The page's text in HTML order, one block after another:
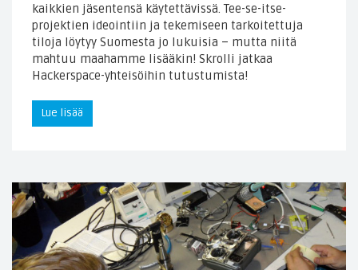
kaikkien jäsentensä käytettävissä. Tee-se-itse-
projektien ideointiin ja tekemiseen tarkoitettuja
tiloja löytyy Suomesta jo lukuisia – mutta niitä
mahtuu maahamme lisääkin! Skrolli jatkaa
Hackerspace-yhteisöihin tutustumista!
Lue lisää